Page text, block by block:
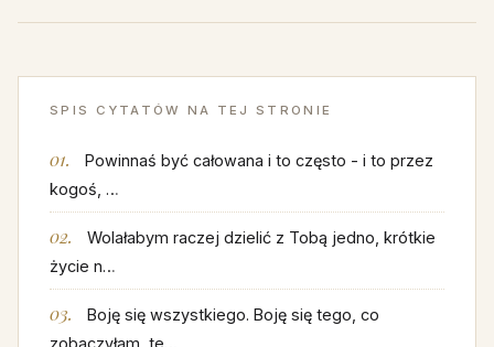
SPIS CYTATÓW NA TEJ STRONIE
Powinnaś być całowana i to często - i to przez
kogoś, …
Wolałabym raczej dzielić z Tobą jedno, krótkie
życie n…
Boję się wszystkiego. Boję się tego, co
zobaczyłam, te…